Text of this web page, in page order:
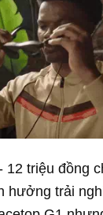
12 triệu đồng
hưởng trải